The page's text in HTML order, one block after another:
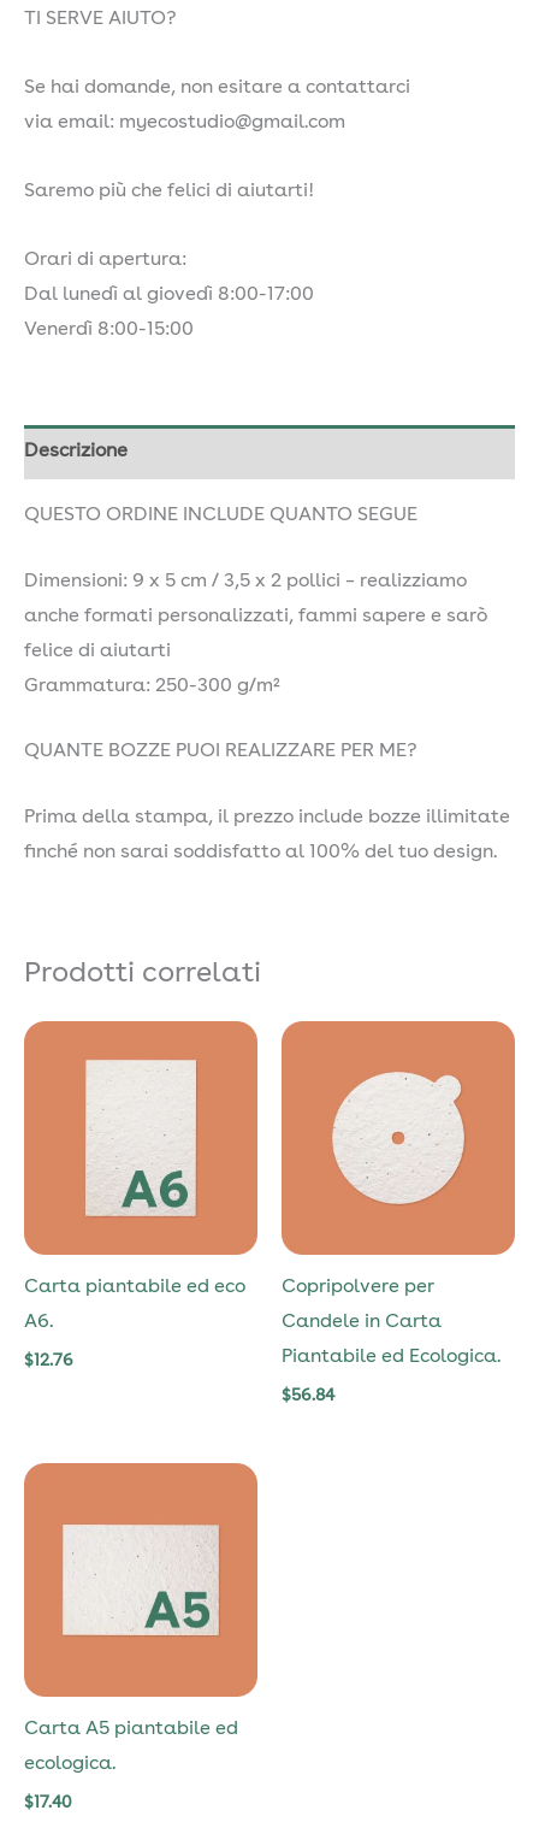
TI SERVE AIUTO?
Se hai domande, non esitare a contattarci
via email: myecostudio@gmail.com
Saremo più che felici di aiutarti!
Orari di apertura:
Dal lunedì al giovedì 8:00-17:00
Venerdì 8:00-15:00
Descrizione
QUESTO ORDINE INCLUDE QUANTO SEGUE
Dimensioni: 9 x 5 cm / 3,5 x 2 pollici – realizziamo
anche formati personalizzati, fammi sapere e sarò
felice di aiutarti
Grammatura: 250-300 g/m²
QUANTE BOZZE PUOI REALIZZARE PER ME?
Prima della stampa, il prezzo include bozze illimitate
finché non sarai soddisfatto al 100% del tuo design.
Prodotti correlati
Carta piantabile ed eco
A6.
$12.76
Copripolvere per
Candele in Carta
Piantabile ed Ecologica.
$56.84
Carta A5 piantabile ed
ecologica.
$17.40